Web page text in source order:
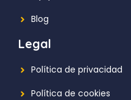
Blog
Legal
Política de privacidad
Política de cookies